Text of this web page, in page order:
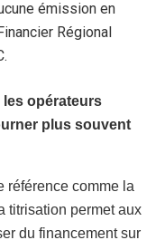
émission en
Régional
les opérateurs
plus souvent
référence comme la
titrisation permet aux
du financement sur